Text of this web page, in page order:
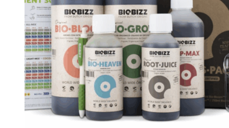
stránke
produktu.